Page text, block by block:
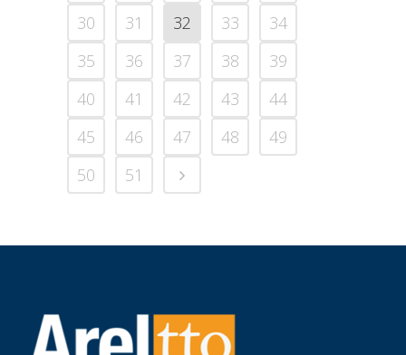
30
31 32 33
34
35
36 37 38
39
40
41 42 43
44
45
46 47 48
49
50
51